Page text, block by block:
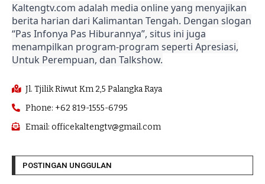
Kaltengtv.com adalah media online yang menyajikan
berita harian dari Kalimantan Tengah. Dengan slogan
“Pas Infonya Pas Hiburannya”, situs ini juga
menampilkan program-program seperti Apresiasi,
Untuk Perempuan, dan Talkshow.
Jl. Tjilik Riwut Km 2,5 Palangka Raya
Phone: +62 819-1555-6795
Email: officekaltengtv@gmail.com
POSTINGAN UNGGULAN